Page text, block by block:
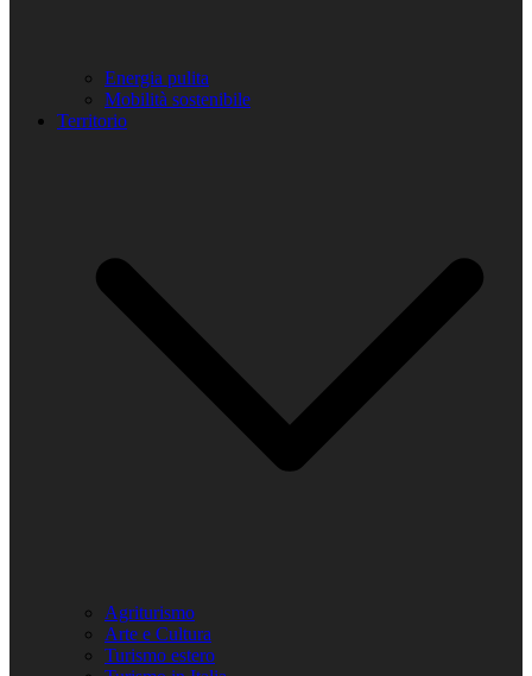
Energia pulita
Mobilità sostenibile
Territorio
Agriturismo
Arte e Cultura
Turismo estero